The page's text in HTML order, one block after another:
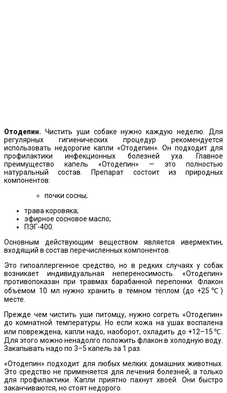
Отодепин. Чистить уши собаке нужно каждую неделю. Для
регулярных гигиенических процедур рекомендуется
использовать недорогие капли «Отодепин». Он подходит для
профилактики инфекционных болезней уха. Главное
преимущество капель «Отодепин» — это полностью
натуральный состав. Препарат состоит из природных
компонентов:
почки сосны;
трава коровяка;
эфирное сосновое масло;
ПЭГ-400.
Основным действующим веществом является ивермектин,
входящий в состав перечисленных компонентов.
Это гипоаллергенное средство, но в редких случаях у собак
возникает индивидуальная непереносимость. «Отодепин»
противопоказан при травмах барабанной перепонки. Флакон
объёмом 10 мл нужно хранить в тёмном тёплом (до +25℃)
месте.
Прежде чем чистить уши питомцу, нужно согреть «Отодепин»
до комнатной температуры. Но если кожа на ушах воспалена
или повреждена, капли надо, наоборот, охладить до +12–15℃.
Для этого можно ненадолго положить флакон в холодную воду.
Закапывать надо по 3–5 капель за 1 раз.
«Отодепин» подходит для любых мелких домашних животных.
Это средство не применяется для лечения болезней, а только
для профилактики. Капли приятно пахнут хвоей. Они быстро
заканчиваются, но стоят недорого.